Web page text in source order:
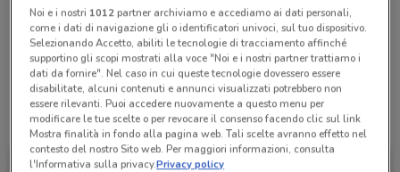
Lunedì n.d.
Martedì n.d.
Mercoledì n.d.
Giovedì n.d.
Venerdì n.d.
Sabato n.d.
Domenica n.d.
Tutte le promozioni di questo negozio
Noi e i nostri 1012partner archiviamo e accediamo ai dati personali,
come i dati di navigazione gli o identificatori univoci, sul tuo dispositivo.
Selezionando Accetto, abiliti le tecnologie di tracciamento affinché
supportino gli scopi mostrati alla voce "Noi e i nostri partner trattiamo i
dati da fornire". Nel caso in cui queste tecnologie dovessero essere
disabilitate, alcuni contenuti e annunci visualizzati potrebbero non
essere rilevanti. Puoi accedere nuovamente a questo menu per
modificare le tue scelte o per revocare il consenso facendo clic sul link
Mostra finalità in fondo alla pagina web. Tali scelte avranno effetto nel
contesto del nostro Sito web. Per maggiori informazioni, consulta
l'Informativa sulla privacy.Privacy policy